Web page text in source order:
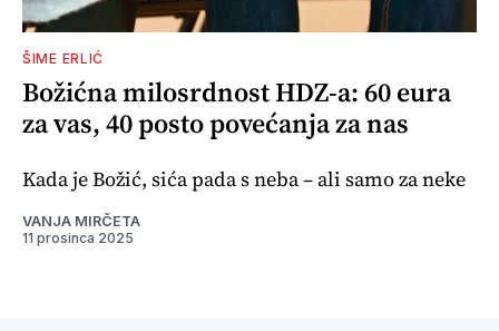
ŠIME ERLIĆ
Božićna milosrdnost HDZ-a: 60 eura
za vas, 40 posto povećanja za nas
Kada je Božić, sića pada s neba – ali samo za neke
VANJA MIRČETA
11 prosinca 2025